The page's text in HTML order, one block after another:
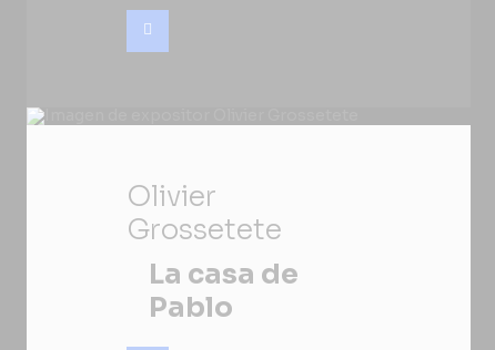
Olivier
Grossetete
La casa de
Pablo